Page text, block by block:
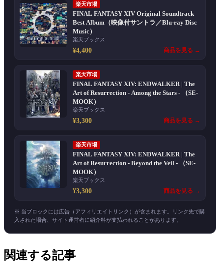
楽天市場
FINAL FANTASY XIV Original Soundtrack
Best Album（映像付サントラ／Blu-ray Disc
Music）
楽天ブックス
¥4,400 商品を見る →
楽天市場
FINAL FANTASY XIV: ENDWALKER | The
Art of Resurrection - Among the Stars - （SE-
MOOK）
楽天ブックス
¥3,300 商品を見る →
楽天市場
FINAL FANTASY XIV: ENDWALKER | The
Art of Resurrection - Beyond the Veil - （SE-
MOOK）
楽天ブックス
¥3,300 商品を見る →
※ 当ブロックには広告（アフィリエイトリンク）が含まれます。リンク先で購
入された場合、サイト運営者に紹介料が支払われることがあります。
関連する記事